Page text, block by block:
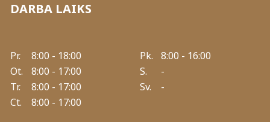
DARBA LAIKS
Pr.
8:00 - 18:00
Ot.
8:00 - 17:00
Tr.
8:00 - 17:00
Ct.
8:00 - 17:00
Pk.
8:00 - 16:00
S.
-
Sv.
-